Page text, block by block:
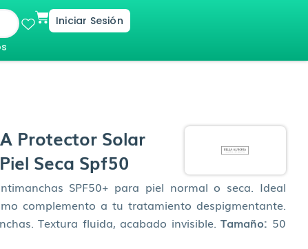
CartIniciar Sesión
Protector Solar
Seca Spf50
SPF50+ para piel normal o seca. Ideal
complemento a tu tratamiento despigmentante.
Textura fluida, acabado invisible.Tamaño: 50